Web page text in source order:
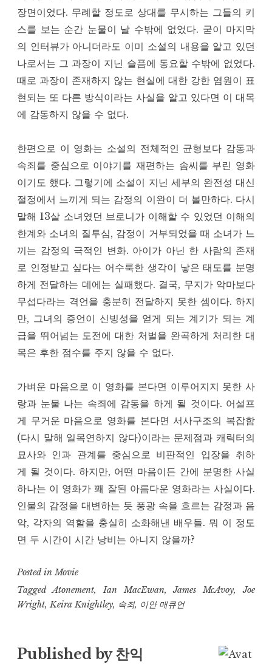
장면이었다. 무례할 정도로 상대를 무시하는 그들의 키
스를 보는 순간 눈물이 날 수밖에 없었다. 굳이 마지막
의 인터뷰가 아니더라도 이미 소설의 내용을 알고 있던
나로서는 그 과장이 지닌 슬픔에 동요할 수밖에 없었다.
때로 과장이 존재하지 않는 현실에 대한 강한 염원이 표
현되는 또 다른 방식이라는 사실을 알고 있다면 이 대목
에 감동하지 않을 수 없다.
한편으로 이 영화는 소설의 전체적인 균형보다 감동과
속죄를 중심으로 이야기를 재편하는 솜씨를 부린 영화
이기도 했다. 그렇기에 소설이 지닌 세부의 완전성 대신
절정에서 느끼게 되는 감정의 이완이 더 볼만하다. 다시
말해 13살 소녀였던 브로니가 이해할 수 있었던 이해의
한계와 소녀의 질투심, 감정이 거부되었을 때 소녀가 느
끼는 감정의 극적인 변화. 아이가 아닌 한 사람의 존재
로 인정받고 싶다는 어수룩한 생각이 낳은 태도를 분명
하게 전달하는 데에는 실패했다. 결국, 무지가 악마보다
무섭다라는 격언을 충분히 전달하지 못한 셈이다. 하지
만, 그녀의 증언이 신빙성을 얻게 되는 계기가 되는 계
급을 뛰어넘는 도전에 대한 처벌을 완곡하게 처리한 대
목은 후한 점수를 주지 않을 수 없다.
가벼운 마음으로 이 영화를 본다면 이루어지지 못한 사
랑과 눈물 나는 속죄에 감동을 하게 될 것이다. 어설프
게 무거운 마음으로 영화를 본다면 서사구조의 복잡함
(다시 말해 일목연하지 않다)이라는 문제점과 캐릭터의
묘사와 인과 관계를 중심으로 비판적인 입장을 취하
게 될 것이다. 하지만, 어떤 마음이든 간에 분명한 사실
하나는 이 영화가 꽤 잘된 아름다운 영화라는 사실이다.
인물의 감정을 대변하는 듯 풍광 속을 흐르는 감정과 음
악, 각자의 역할을 충실히 소화해낸 배우들. 뭐 이 정도
면 두 시간이 시간 낭비는 아니지 않을까?
Posted inMovie
TaggedAtonement,Ian MacEwan,James McAvoy,Joe
Wright,Keira Knightley, 속죄, 이안 매큐언
Published by찬익